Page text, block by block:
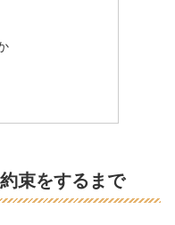
束をするまで